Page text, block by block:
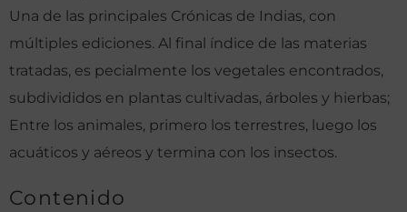
Una de las principales Crónicas de Indias, con
múltiples ediciones. Al final índice de las materias
tratadas, es pecialmente los vegetales encontrados,
subdivididos en plantas cultivadas, árboles y hierbas;
Entre los animales, primero los terrestres, luego los
acuáticos y aéreos y termina con los insectos.
Contenido